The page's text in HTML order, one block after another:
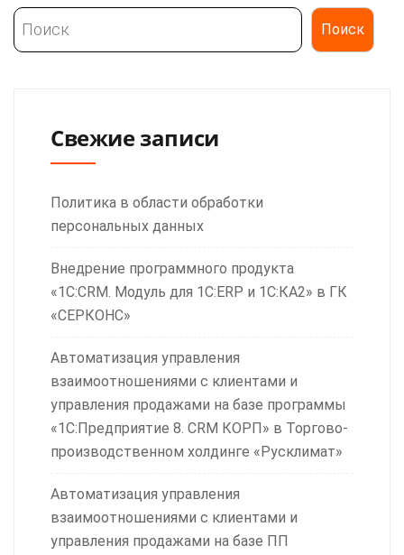
Поиск
Поиск
Свежие записи
Политика в области обработки
персональных данных
Внедрение программного продукта
«1С:CRM. Модуль для 1С:ERP и 1С:КА2» в ГК
«СЕРКОНС»
Автоматизация управления
взаимоотношениями с клиентами и
управления продажами на базе программы
«1С:Предприятие 8. CRM КОРП» в Торгово-
производственном холдинге «Русклимат»
Автоматизация управления
взаимоотношениями с клиентами и
управления продажами на базе ПП